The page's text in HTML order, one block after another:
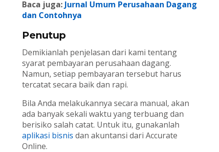
Baca juga: Jurnal Umum Perusahaan Dagang
dan Contohnya
Penutup
Demikianlah penjelasan dari kami tentang
syarat pembayaran perusahaan dagang.
Namun, setiap pembayaran tersebut harus
tercatat secara baik dan rapi.
Bila Anda melakukannya secara manual, akan
ada banyak sekali waktu yang terbuang dan
berisiko salah catat. Untuk itu, gunakanlah
aplikasi bisnis dan akuntansi dari Accurate
Online.